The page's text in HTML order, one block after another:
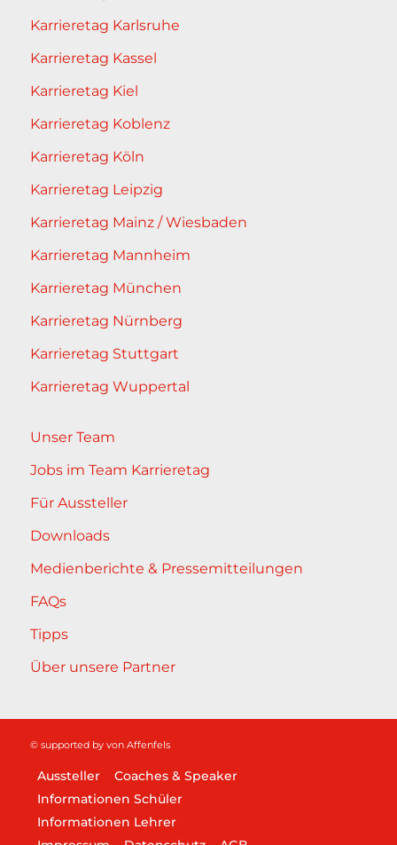
Karrieretag Karlsruhe
Karrieretag Kassel
Karrieretag Kiel
Karrieretag Koblenz
Karrieretag Köln
Karrieretag Leipzig
Karrieretag Mainz / Wiesbaden
Karrieretag Mannheim
Karrieretag München
Karrieretag Nürnberg
Karrieretag Stuttgart
Karrieretag Wuppertal
Unser Team
Jobs im Team Karrieretag
Für Aussteller
Downloads
Medienberichte & Pressemitteilungen
FAQs
Tipps
Über unsere Partner
© supported by von Affenfels
Aussteller
Coaches & Speaker
Informationen Schüler
Informationen Lehrer